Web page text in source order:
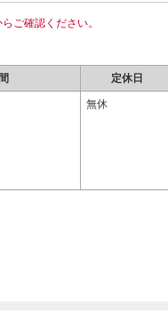
らご確認ください。
定休日
無休